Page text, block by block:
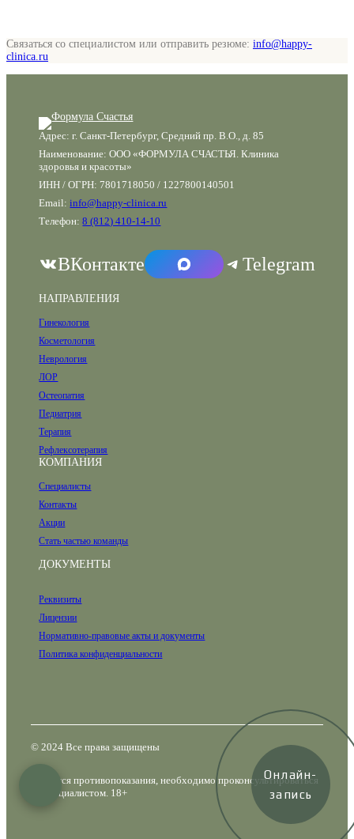
Связаться со специалистом или отправить резюме: info@happy-
clinica.ru
Адрес: г. Санкт-Петербург, Средний пр. В.О., д. 85
Наименование: ООО «ФОРМУЛА СЧАСТЬЯ. Клиника
здоровья и красоты»
ИНН / ОГРН: 7801718050 / 1227800140501
Email:info@happy-clinica.ru
Телефон:8 (812) 410-14-10
ВКонтакте Telegram
НАПРАВЛЕНИЯ
Гинекология
Косметология
Неврология
ЛОР
Остеопатия
Педиатрия
Терапия
Рефлексотерапия
КОМПАНИЯ
Специалисты
Контакты
Акции
Стать частью команды
ДОКУМЕНТЫ
Реквизиты
Лицензии
Нормативно-правовые акты и документы
Политика конфиденциальности
© 2024 Все права защищены
Имеются противопоказания, необходимо проконсультироваться
со специалистом. 18+
Онлайн-
запись